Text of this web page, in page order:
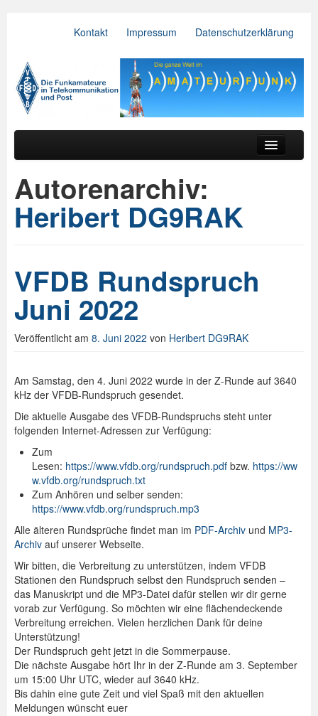
Kontakt Impressum Datenschutzerklärung
VFDB e.V.
Hauptmenü
Der Verein
Referate
Relais
Downloads
Spenden
Autorenarchiv:
Heribert DG9RAK
VFDB Rundspruch
Juni 2022
Veröffentlicht am 8. Juni 2022 von Heribert DG9RAK
Am Samstag, den 4. Juni 2022 wurde in der Z-Runde auf 3640
kHz der VFDB-Rundspruch gesendet.
Die aktuelle Ausgabe des VFDB-Rundspruchs steht unter
folgenden Internet-Adressen zur Verfügung:
Zum
Lesen: https://www.vfdb.org/rundspruch.pdf bzw. https://ww
w.vfdb.org/rundspruch.txt
Zum Anhören und selber senden:
https://www.vfdb.org/rundspruch.mp3
Alle älteren Rundsprüche findet man im PDF-Archiv und MP3-
Archiv auf unserer Webseite.
Wir bitten, die Verbreitung zu unterstützen, indem VFDB
Stationen den Rundspruch selbst den Rundspruch senden –
das Manuskript und die MP3-Datei dafür stellen wir dir gerne
vorab zur Verfügung. So möchten wir eine flächendeckende
Verbreitung erreichen. Vielen herzlichen Dank für deine
Unterstützung!
Der Rundspruch geht jetzt in die Sommerpause.
Die nächste Ausgabe hört Ihr in der Z-Runde am 3. September
um 15:00 Uhr UTC, wieder auf 3640 kHz.
Bis dahin eine gute Zeit und viel Spaß mit den aktuellen
Meldungen wünscht euer